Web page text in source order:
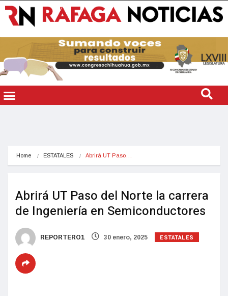
Home ESTATALES Abrirá UT Paso…
Abrirá UT Paso del Norte la carrera
de Ingeniería en Semiconductores
REPORTERO1 30 enero, 2025 ESTATALES